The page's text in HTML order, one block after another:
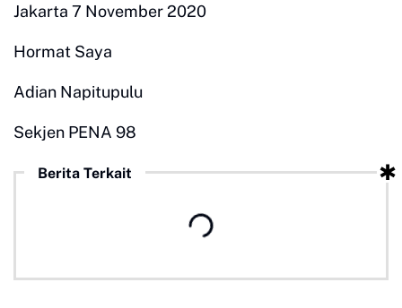
Jakarta 7 November 2020
Hormat Saya
Adian Napitupulu
Sekjen PENA 98
Berita Terkait